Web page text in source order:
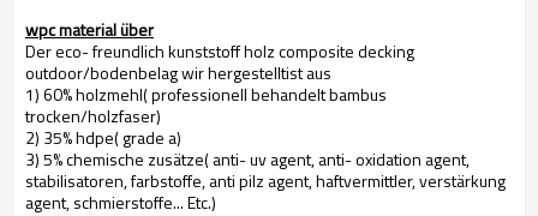
wpc material über
Der eco- freundlich kunststoff holz composite decking
outdoor/bodenbelag wir hergestelltist aus
1) 60% holzmehl( professionell behandelt bambus
trocken/holzfaser)
2) 35% hdpe( grade a)
3) 5% chemische zusätze( anti- uv agent, anti- oxidation agent,
stabilisatoren, farbstoffe, anti pilz agent, haftvermittler, verstärkung
agent, schmierstoffe... Etc.)